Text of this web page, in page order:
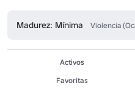
Madurez: Mínima Violencia
Activos
Favoritas